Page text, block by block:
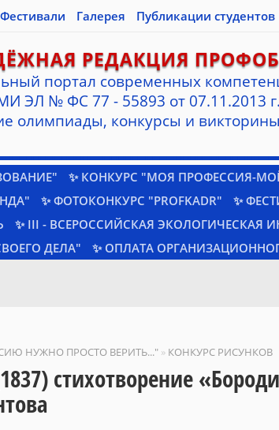
Фестивали Галерея Публикации студентов
РЕДАКЦИЯ
портал современных
ЭЛ № ФС 77 - 55893 от 07.11.2013 г.
олимпиады, конкурсы и викторины
✨ КОНКУРС "МОЯ ПРОФЕССИЯ-
✨ ФОТОКОНКУРС "PROFKADR"
✨
✨ III - ВСЕРОССИЙСКАЯ ЭКОЛОГИЧЕСКАЯ
ДЕЛА"
✨ ОПЛАТА
НУЖНО ПРОСТО ВЕРИТЬ..." » КОНКУРС РИСУНКОВ
стихотворение